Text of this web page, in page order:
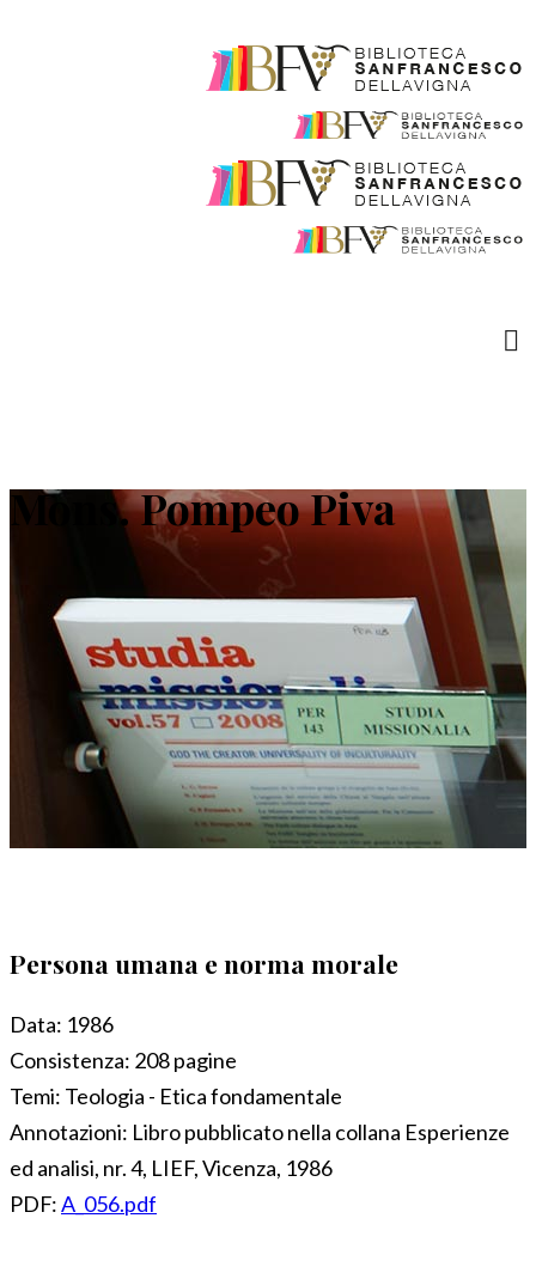
Mons. Pompeo Piva
Persona umana e norma morale
Data: 1986
Consistenza: 208 pagine
Temi: Teologia - Etica fondamentale
Annotazioni: Libro pubblicato nella collana Esperienze
ed analisi, nr. 4, LIEF, Vicenza, 1986
PDF:A_056.pdf